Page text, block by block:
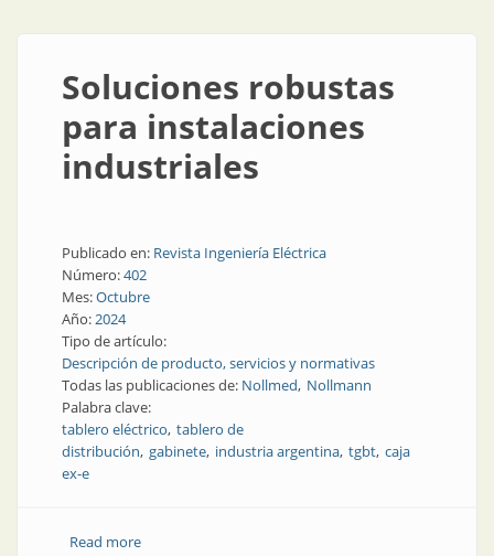
Soluciones robustas
para instalaciones
industriales
Publicado en: Revista Ingeniería Eléctrica
Número:402
Mes:Octubre
Año:2024
Tipo de artículo:
Descripción de producto, servicios y normativas
Todas las publicaciones de: Nollmed Nollmann
Palabra clave:
tablero eléctrico tablero de
distribución gabinete industria argentina tgbt caja
ex-e
Read moreabout Soluciones robustas para instalaciones